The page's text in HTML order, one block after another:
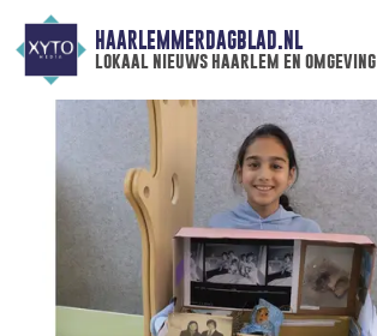
HAARLEMMERDAGBLAD.NL
lokaal nieuws haarlem en omgeving